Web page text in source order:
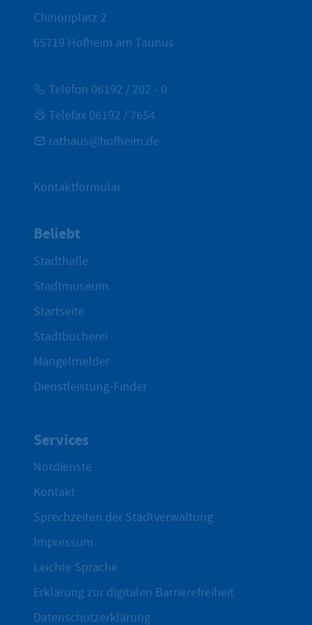
Chinonplatz 2
65719 Hofheim am Taunus
Telefon 06192 / 202 - 0
Telefax 06192 / 7654
rathaus@hofheim.de
Kontaktformular
Beliebt
Stadthalle
Stadtmuseum
Startseite
Stadtbücherei
Mängelmelder
Dienstleistung-Finder
Services
Notdienste
Kontakt
Sprechzeiten der Stadtverwaltung
Impressum
Leichte Sprache
Erklärung zur digitalen Barrierefreiheit
Datenschutzerklärung